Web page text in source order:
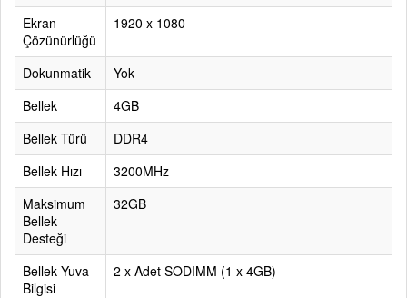
Ekran
Çözünürlüğü
1920 x 1080
Dokunmatik
Yok
Bellek
4GB
Bellek Türü
DDR4
Bellek Hızı
3200MHz
Maksimum
Bellek
Desteği
32GB
Bellek Yuva
Bilgisi
2 x Adet SODIMM (1 x 4GB)